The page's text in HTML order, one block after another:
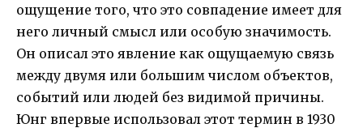
ощущение того, что это совпадение имеет для
него личный смысл или особую значимость.
Он описал это явление как ощущаемую связь
между двумя или большим числом объектов,
событий или людей без видимой причины.
Юнг впервые использовал этот термин в 1930